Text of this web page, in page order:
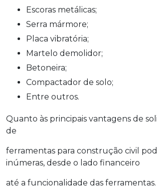
Escoras metálicas;
Serra mármore;
Placa vibratória;
Martelo demolidor;
Betoneira;
Compactador de solo;
Entre outros.
Quanto às principais vantagens de
de
ferramentas para construção civil
inúmeras, desde o lado financeiro
até a funcionalidade das